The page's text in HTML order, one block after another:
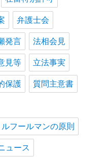
弁護士会
発言 法相会見
見等 立法事実
保護 質問主意書
フールマンの原則
ュース